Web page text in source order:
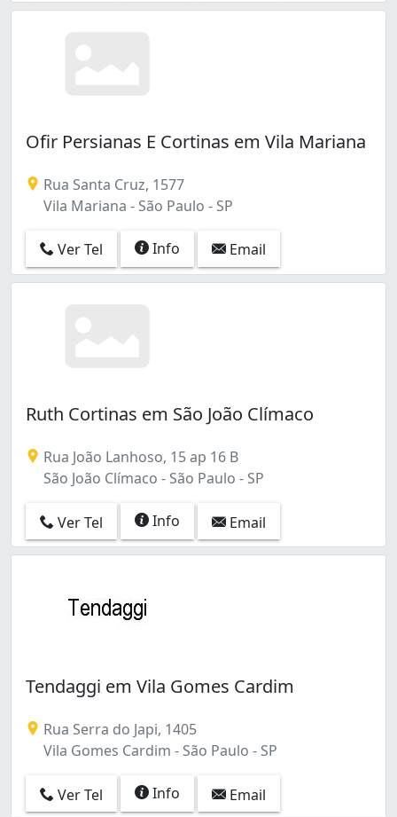
Ofir Persianas E Cortinas em Vila Mariana
Rua Santa Cruz, 1577
Vila Mariana - São Paulo - SP
Ver Tel Info Email
Ruth Cortinas em São João Clímaco
Rua João Lanhoso, 15 ap 16 B
São João Clímaco - São Paulo - SP
Ver Tel Info Email
Tendaggi em Vila Gomes Cardim
Rua Serra do Japi, 1405
Vila Gomes Cardim - São Paulo - SP
Ver Tel Info Email